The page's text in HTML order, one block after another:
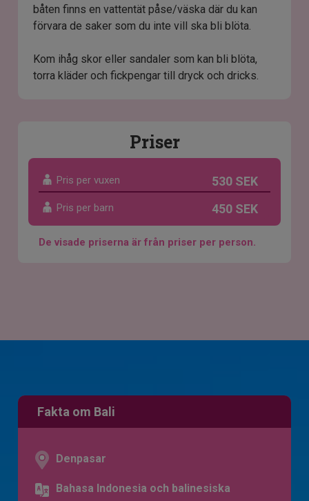
båten finns en vattentät påse/väska där du kan
förvara de saker som du inte vill ska bli blöta.
Kom ihåg skor eller sandaler som kan bli blöta,
torra kläder och fickpengar till dryck och dricks.
Priser
Pris per vuxen 530 SEK
Pris per barn 450 SEK
De visade priserna är från priser per person.
Fakta om Bali
Denpasar
Bahasa Indonesia och balinesiska